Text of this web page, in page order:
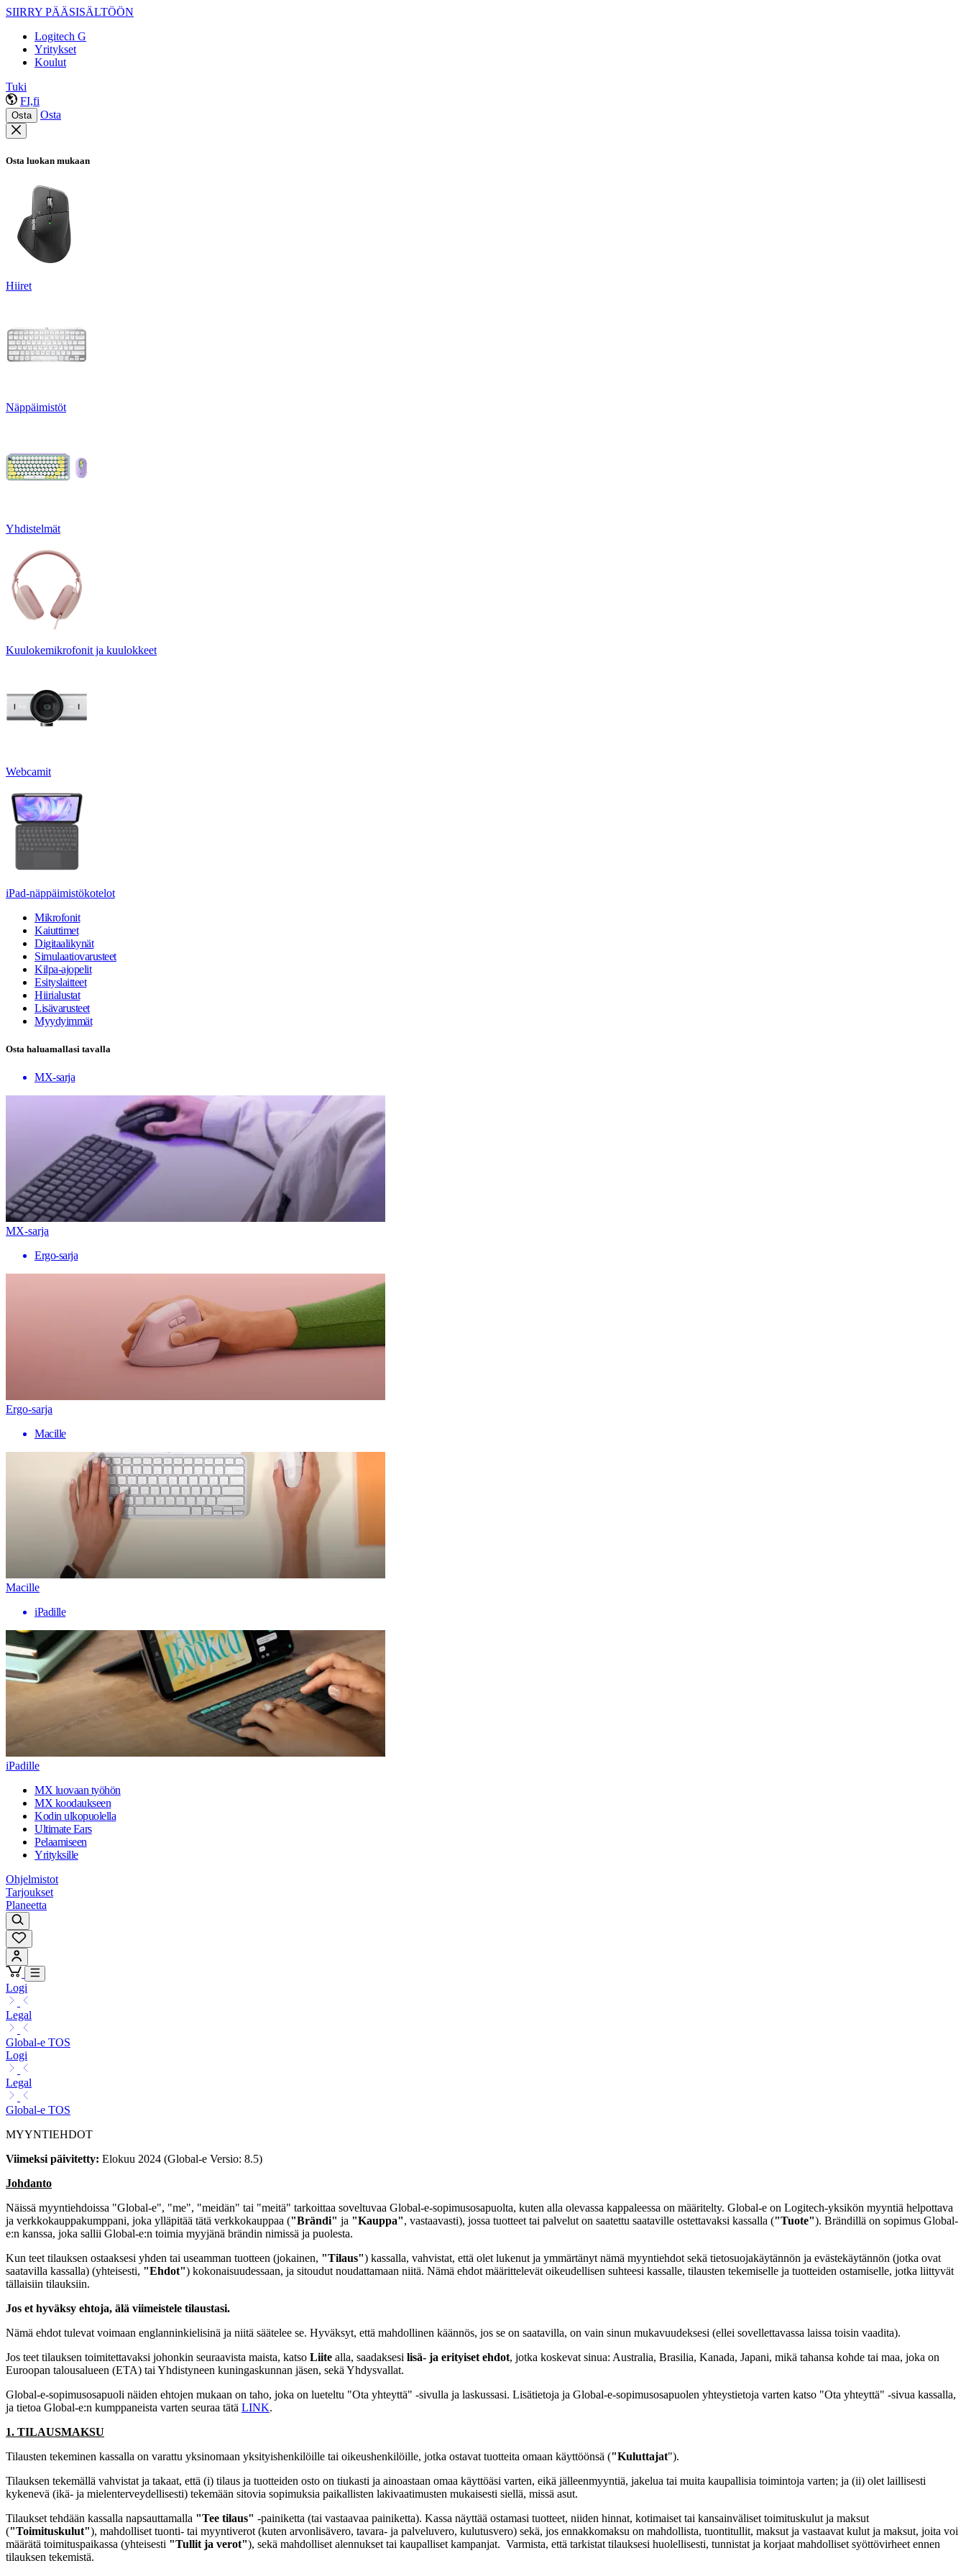
SIIRRY PÄÄSISÄLTÖÖN
Logitech G
Yritykset
Koulut
Tuki
FI,fi
Osta Osta
Osta luokan mukaan
Hiiret
Näppäimistöt
Yhdistelmät
Kuulokemikrofonit ja kuulokkeet
Webcamit
iPad-näppäimistökotelot
Mikrofonit
Kaiuttimet
Digitaalikynät
Simulaatiovarusteet
Kilpa-ajopelit
Esityslaitteet
Hiirialustat
Lisävarusteet
Myydyimmät
Osta haluamallasi tavalla
MX-sarja
MX-sarja
Ergo-sarja
Ergo-sarja
Macille
Macille
iPadille
iPadille
MX luovaan työhön
MX koodaukseen
Kodin ulkopuolella
Ultimate Ears
Pelaamiseen
Yrityksille
Ohjelmistot
Tarjoukset
Planeetta
Logi
Legal
Global-e TOS
Logi
Legal
Global-e TOS
MYYNTIEHDOT
Viimeksi päivitetty: Elokuu 2024 (Global-e Versio: 8.5)
Johdanto
Näissä myyntiehdoissa "Global-e", "me", "meidän" tai "meitä" tarkoittaa soveltuvaa Global-e-sopimusosapuolta, kuten alla olevassa kappaleessa on määritelty. Global-e on Logitech-yksikön myyntiä helpottava
ja verkkokauppakumppani, joka ylläpitää tätä verkkokauppaa ("Brändi" ja "Kauppa", vastaavasti), jossa tuotteet tai palvelut on saatettu saataville ostettavaksi kassalla ("Tuote"). Brändillä on sopimus Global-
e:n kanssa, joka sallii Global-e:n toimia myyjänä brändin nimissä ja puolesta.
Kun teet tilauksen ostaaksesi yhden tai useamman tuotteen (jokainen, "Tilaus") kassalla, vahvistat, että olet lukenut ja ymmärtänyt nämä myyntiehdot sekä tietosuojakäytännön ja evästekäytännön (jotka ovat
saatavilla kassalla) (yhteisesti, "Ehdot") kokonaisuudessaan, ja sitoudut noudattamaan niitä. Nämä ehdot määrittelevät oikeudellisen suhteesi kassalle, tilausten tekemiselle ja tuotteiden ostamiselle, jotka liittyvät
tällaisiin tilauksiin.
Jos et hyväksy ehtoja, älä viimeistele tilaustasi.
Nämä ehdot tulevat voimaan englanninkielisinä ja niitä säätelee se. Hyväksyt, että mahdollinen käännös, jos se on saatavilla, on vain sinun mukavuudeksesi (ellei sovellettavassa laissa toisin vaadita).
Jos teet tilauksen toimitettavaksi johonkin seuraavista maista, katso Liite alla, saadaksesi lisä- ja erityiset ehdot, jotka koskevat sinua: Australia, Brasilia, Kanada, Japani, mikä tahansa kohde tai maa, joka on
Euroopan talousalueen (ETA) tai Yhdistyneen kuningaskunnan jäsen, sekä Yhdysvallat.
Global-e-sopimusosapuoli näiden ehtojen mukaan on taho, joka on lueteltu "Ota yhteyttä" -sivulla ja laskussasi. Lisätietoja ja Global-e-sopimusosapuolen yhteystietoja varten katso "Ota yhteyttä" -sivua kassalla,
ja tietoa Global-e:n kumppaneista varten seuraa tätä LINK.
1. TILAUSMAKSU
Tilausten tekeminen kassalla on varattu yksinomaan yksityishenkilöille tai oikeushenkilöille, jotka ostavat tuotteita omaan käyttöönsä ("Kuluttajat").
Tilauksen tekemällä vahvistat ja takaat, että (i) tilaus ja tuotteiden osto on tiukasti ja ainoastaan omaa käyttöäsi varten, eikä jälleenmyyntiä, jakelua tai muita kaupallisia toimintoja varten; ja (ii) olet laillisesti
kykenevä (ikä- ja mielenterveydellisesti) tekemään sitovia sopimuksia paikallisten lakivaatimusten mukaisesti siellä, missä asut.
Tilaukset tehdään kassalla napsauttamalla "Tee tilaus" -painiketta (tai vastaavaa painiketta). Kassa näyttää ostamasi tuotteet, niiden hinnat, kotimaiset tai kansainväliset toimituskulut ja maksut
("Toimituskulut"), mahdolliset tuonti- tai myyntiverot (kuten arvonlisävero, tavara- ja palveluvero, kulutusvero) sekä, jos ennakkomaksu on mahdollista, tuontitullit, maksut ja vastaavat kulut ja maksut, joita voi
määrätä toimituspaikassa (yhteisesti "Tullit ja verot"), sekä mahdolliset alennukset tai kaupalliset kampanjat. Varmista, että tarkistat tilauksesi huolellisesti, tunnistat ja korjaat mahdolliset syöttövirheet ennen
tilauksen tekemistä.